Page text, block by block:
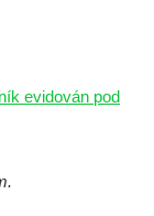
evidován pod